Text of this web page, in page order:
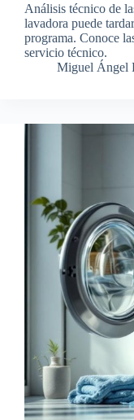
Análisis técnico de
lavadora puede
programa. Conoce
servicio técnico.
Miguel Ángel